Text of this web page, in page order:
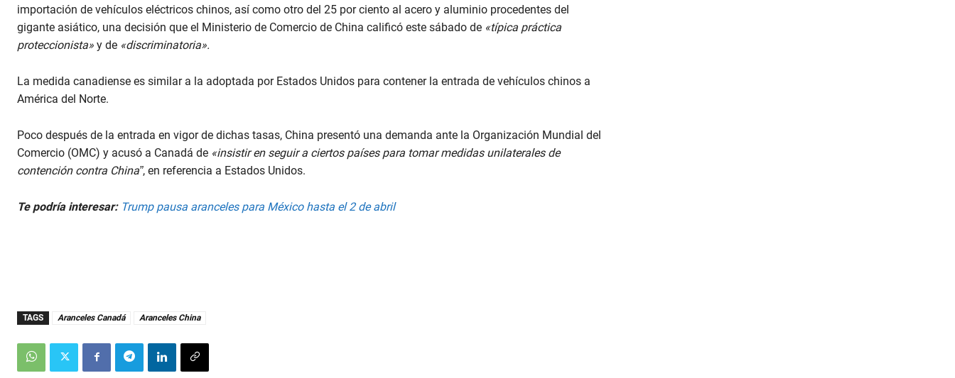
importación de vehículos eléctricos chinos, así como otro del 25 por ciento al acero y aluminio procedentes del
gigante asiático, una decisión que el Ministerio de Comercio de China calificó este sábado de «típica práctica
proteccionista» y de «discriminatoria».
La medida canadiense es similar a la adoptada por Estados Unidos para contener la entrada de vehículos chinos a
América del Norte.
Poco después de la entrada en vigor de dichas tasas, China presentó una demanda ante la Organización Mundial del
Comercio (OMC) y acusó a Canadá de «insistir en seguir a ciertos países para tomar medidas unilaterales de
contención contra China”, en referencia a Estados Unidos.
Te podría interesar: Trump pausa aranceles para México hasta el 2 de abril
TAGS Aranceles Canadá Aranceles China